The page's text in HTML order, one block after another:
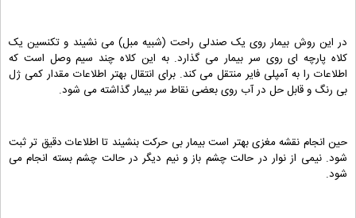
در این روش بیمار روی یک صندلی راحت (شبیه مبل) می نشیند و تکنسین یک
کلاه پارچه ای روی سر بیمار می گذارد. به این کلاه چند سیم وصل است که
اطلاعات را به آمپلی فایر منتقل می کند. برای انتقال بهتر اطلاعات مقدار کمی ژل
بی رنگ و قابل حل در آب روی بعضی نقاط سر بیمار گذاشته می شود.
حین انجام نقشه مغزی بهتر است بیمار بی حرکت بنشیند تا اطلاعات دقیق تر ثبت
شود. نیمی از نوار در حالت چشم باز و نیم دیگر در حالت چشم بسته انجام می
شود.